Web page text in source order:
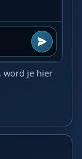
word je hier